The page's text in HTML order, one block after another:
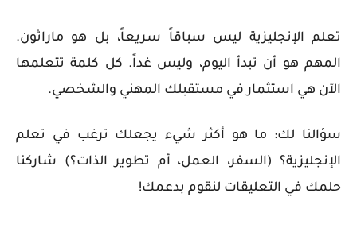
تعلم الإنجليزية ليس سباقاً سريعاً، بل هو ماراثون.
المهم هو أن تبدأ اليوم، وليس غداً. كل كلمة تتعلمها
الآن هي استثمار في مستقبلك المهني والشخصي.
سؤالنا لك: ما هو أكثر شيء يجعلك ترغب في تعلم
الإنجليزية؟ (السفر، العمل، أم تطوير الذات؟) شاركنا
حلمك في التعليقات لنقوم بدعمك!